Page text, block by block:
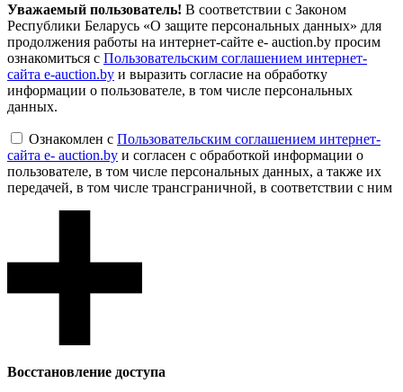
Уважаемый пользователь! В соответствии с Законом
Республики Беларусь «О защите персональных данных» для
продолжения работы на интернет-сайте e- auction.by просим
ознакомиться с Пользовательским соглашением интернет-
сайта e-auction.by и выразить согласие на обработку
информации о пользователе, в том числе персональных
данных.
Ознакомлен с Пользовательским соглашением интернет-
сайта e- auction.by и согласен с обработкой информации о
пользователе, в том числе персональных данных, а также их
передачей, в том числе трансграничной, в соответствии с ним
Восcтановление доступа